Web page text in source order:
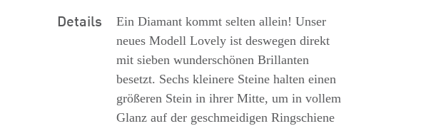
Details
Ein Diamant kommt selten allein! Unser
neues Modell Lovely ist deswegen direkt
mit sieben wunderschönen Brillanten
besetzt. Sechs kleinere Steine halten einen
größeren Stein in ihrer Mitte, um in vollem
Glanz auf der geschmeidigen Ringschiene